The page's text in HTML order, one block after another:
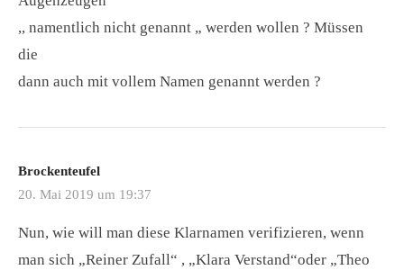
,, namentlich nicht genannt „ werden wollen ? Müssen
die
dann auch mit vollem Namen genannt werden ?
Brockenteufel
20. Mai 2019 um 19:37
Nun, wie will man diese Klarnamen verifizieren, wenn
man sich „Reiner Zufall“ , „Klara Verstand“oder „Theo